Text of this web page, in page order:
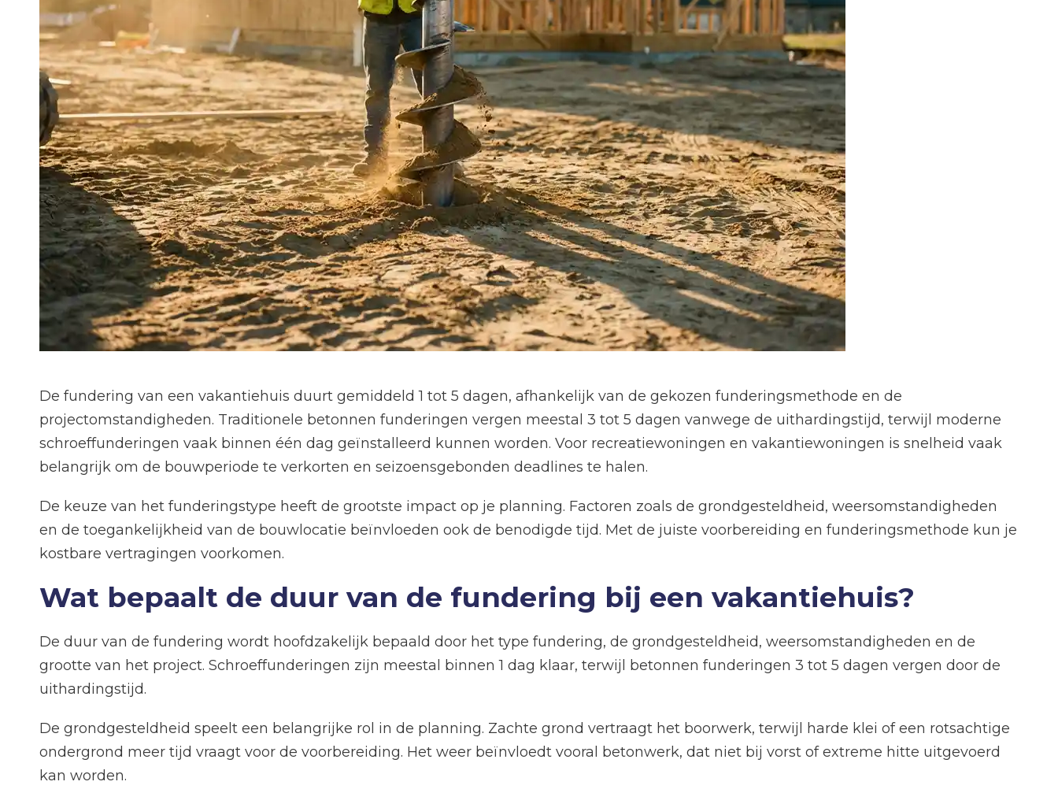
De fundering van een vakantiehuis duurt gemiddeld 1 tot 5 dagen, afhankelijk van de gekozen funderingsmethode en de
projectomstandigheden. Traditionele betonnen funderingen vergen meestal 3 tot 5 dagen vanwege de uithardingstijd, terwijl moderne
schroeffunderingen vaak binnen één dag geïnstalleerd kunnen worden. Voor recreatiewoningen en vakantiewoningen is snelheid vaak
belangrijk om de bouwperiode te verkorten en seizoensgebonden deadlines te halen.
De keuze van het funderingstype heeft de grootste impact op je planning. Factoren zoals de grondgesteldheid, weersomstandigheden
en de toegankelijkheid van de bouwlocatie beïnvloeden ook de benodigde tijd. Met de juiste voorbereiding en funderingsmethode kun je
kostbare vertragingen voorkomen.
Wat bepaalt de duur van de fundering bij een vakantiehuis?
De duur van de fundering wordt hoofdzakelijk bepaald door het type fundering, de grondgesteldheid, weersomstandigheden en de
grootte van het project. Schroeffunderingen zijn meestal binnen 1 dag klaar, terwijl betonnen funderingen 3 tot 5 dagen vergen door de
uithardingstijd.
De grondgesteldheid speelt een belangrijke rol in de planning. Zachte grond vertraagt het boorwerk, terwijl harde klei of een rotsachtige
ondergrond meer tijd vraagt voor de voorbereiding. Het weer beïnvloedt vooral betonwerk, dat niet bij vorst of extreme hitte uitgevoerd
kan worden.